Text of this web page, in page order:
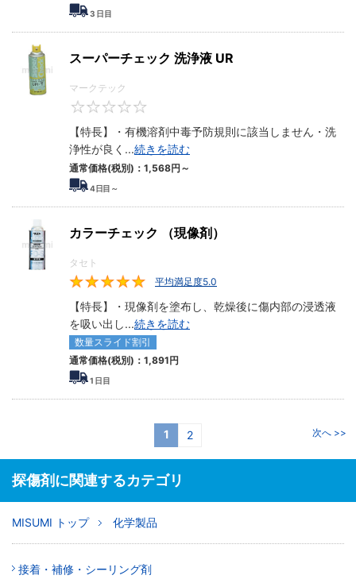
3 日目
スーパーチェック 洗浄液 UR
マークテック
【特長】・有機溶剤中毒予防規則に該当しません・洗
浄性が良く ...続きを読む
通常価格(税別)： 1,568円 ～
4日目～
カラーチェック （現像剤）
タセト
平均満足度5.0
【特長】・現像剤を塗布し、乾燥後に傷内部の浸透液
を吸い出し...続きを読む
数量スライド割引
通常価格(税別)： 1,891円
1 日目
1 2 次へ >>
探傷剤に関連するカテゴリ
MISUMI トップ 化学製品
接着・補修・シーリング剤